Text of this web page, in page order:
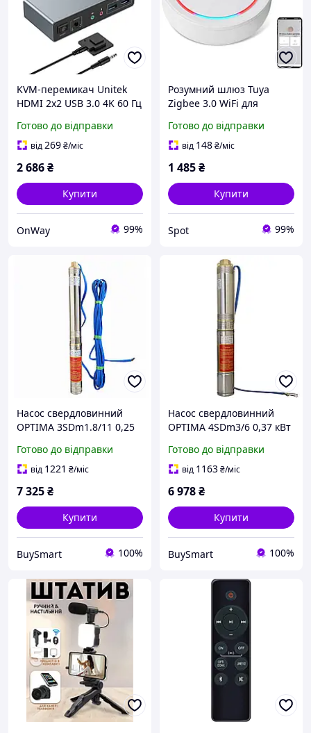
KVM-перемикач Unitek
HDMI 2x2 USB 3.0 4K 60 Гц
двох ПК з пультом
управління
Готово до відправки
від269₴/міс
2 686₴
Купити
OnWay 99%
Розумний шлюз Tuya
Zigbee 3.0 WiFi для
пульт керування сумісний
з Alexa Google Assistant
Готово до відправки
від 148₴/міс
1 485₴
Купити
Spot 99%
Насос свердловинний
OPTIMA 3SDm1.8/11 0,25
стійкістю до піску та
пультом управління
Готово до відправки
від 1221 ₴/міс
7 325₴
Купити
BuySmart 100%
Насос свердловинний
OPTIMA 4SDm3/6 0,37 кВт
стійкістю до піску і
пультом управління
Готово до відправки
від 1163₴/міс
6 978₴
Купити
BuySmart 100%